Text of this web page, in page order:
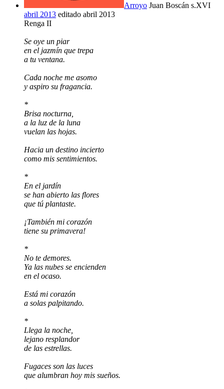
Arroyo Juan Boscán s.XVI
abril 2013 editado abril 2013
Renga II
Se oye un piar
en el jazmín que trepa
a tu ventana.
Cada noche me asomo
y aspiro su fragancia.
*
Brisa nocturna,
a la luz de la luna
vuelan las hojas.
Hacia un destino incierto
como mis sentimientos.
*
En el jardín
se han abierto las flores
que tú plantaste.
¡También mi corazón
tiene su primavera!
*
No te demores.
Ya las nubes se encienden
en el ocaso.
Está mi corazón
a solas palpitando.
*
Llega la noche,
lejano resplandor
de las estrellas.
Fugaces son las luces
que alumbran hoy mis sueños.